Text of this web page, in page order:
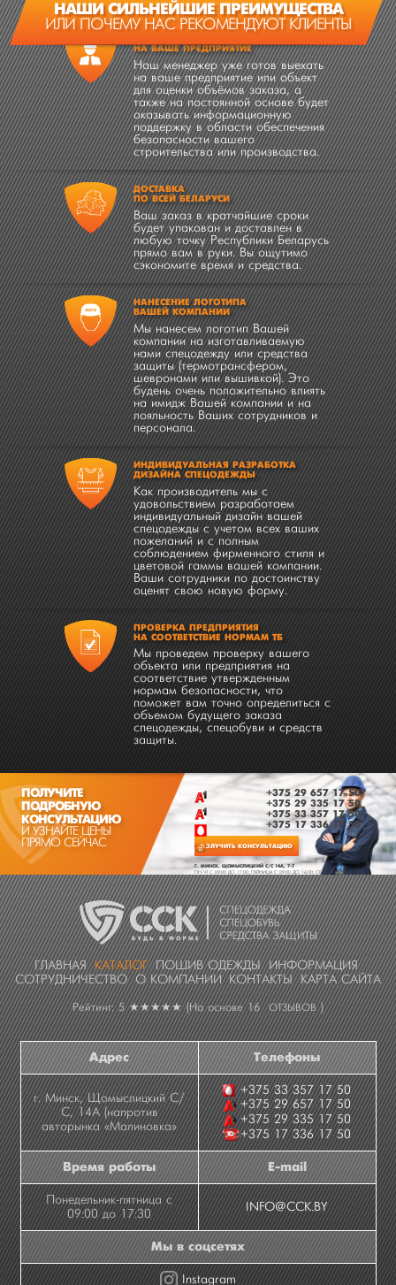
НАШИ СИЛЬНЕЙШИЕ ПРЕИМУЩЕСТВА
ИЛИ ПОЧЕМУ НАС РЕКОМЕНДУЮТ КЛИЕНТЫ
НА ВАШЕ ПРЕДПРИЯТИЕ
Наш менеджер уже готов выехать
на ваше предприятие или объект
для оценки объёмов заказа, а
также на постоянной основе будет
оказывать информационную
поддержку в области обеспечения
безопасности вашего
строительства или производства.
ДОСТАВКА
ПО ВСЕЙ БЕЛАРУСИ
Ваш заказ в кратчайшие сроки
будет упакован и доставлен в
любую точку Республики Беларусь
прямо вам в руки. Вы ощутимо
сэкономите время и средства.
НАНЕСЕНИЕ ЛОГОТИПА
ВАШЕЙ КОМПАНИИ
Мы нанесем логотип Вашей
компании на изготавливаемую
нами спецодежду или средства
защиты (термотрансфером,
шевронами или вышивкой). Это
будень очень положительно влиять
на имидж Вашей компании и на
лояльность Ваших сотрудников и
персонала.
ИНДИВИДУАЛЬНАЯ РАЗРАБОТКА
ДИЗАЙНА СПЕЦОДЕЖДЫ
Как производитель мы с
удовольствием разработаем
индивидуальный дизайн вашей
спецодежды с учетом всех ваших
пожеланий и с полным
соблюдением фирменного стиля и
цветовой гаммы вашей компании.
Ваши сотрудники по достоинству
оценят свою новую форму.
ПРОВЕРКА ПРЕДПРИЯТИЯ
НА СООТВЕТСТВИЕ НОРМАМ ТБ
Мы проведем проверку вашего
объекта или предприятия на
соответствие утвержденным
нормам безопасности, что
поможет вам точно определиться с
объемом будущего заказа
спецодежды, спецобуви и средств
защиты.
ПОЛУЧИТЕ
ПОДРОБНУЮ
КОНСУЛЬТАЦИЮ
И УЗНАЙТЕ ЦЕНЫ
ПРЯМО СЕЙЧАС
+375 29 657 17 50
+375 29 335 17 50
+375 33 357 17 50
+375 17 336 17 50
ПОЛУЧИТЬ КОНСУЛЬТАЦИЮ
Г. МИНСК, ЩОМЫСЛИЦКИЙ С/С 14А, 7-7
ПН-ЧТ C 09:00 ДО 17:00; ПЯТНИЦА C 09:00 ДО 16:00; СБ-ВС - ВЫХОДНЫЕ
ГЛАВНАЯ КАТАЛОГ ПОШИВ ОДЕЖДЫ
ИНФОРМАЦИЯ
СОТРУДНИЧЕСТВО
О КОМПАНИИ КОНТАКТЫ КАРТА САЙТА
Рейтинг: 5★★★★★ (На основе16 ОТЗЫВОВ)
Адрес Телефоны
г. Минск, Щомыслицкий С/
С, 14А (напротив
авторынка «Малиновка»
+375 33 357 17 50
+375 29 657 17 50
+375 29 335 17 50
+375 17 336 17 50
Время работы E-mail
Понедельник-пятница с
09:00 до 17:30
INFO@CCK.BY
Мы в соцсетях
Instagram